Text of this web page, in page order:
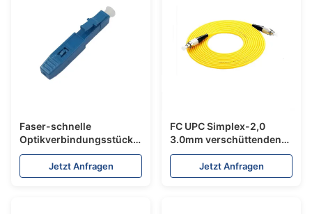
Faser-schnelle
Optikverbindungsstücke
LC 120s FTTH LC/UPC
Millimeter 50/125 für
Schalttafeln
Jetzt Anfragen
FC UPC Simplex-2,0
3.0mm verschüttenden
Antikabel DES FC-PC
Faser-zum Optik-
Verbindungskabel-9/125
Jetzt Anfragen